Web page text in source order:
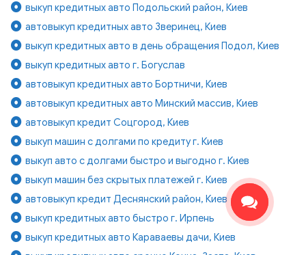
выкуп кредитных авто Подольский район, Киев
автовыкуп кредитных авто Зверинец, Киев
выкуп кредитных авто в день обращения Подол, Киев
выкуп кредитных авто г. Богуслав
автовыкуп кредитных авто Бортничи, Киев
автовыкуп кредитных авто Минский массив, Киев
автовыкуп кредит Соцгород, Киев
выкуп машин с долгами по кредиту г. Киев
выкуп авто с долгами быстро и выгодно г. Киев
выкуп машин без скрытых платежей г. Киев
автовыкуп кредит Деснянский район, Киев
выкуп кредитных авто быстро г. Ирпень
выкуп кредитных авто Караваевы дачи, Киев